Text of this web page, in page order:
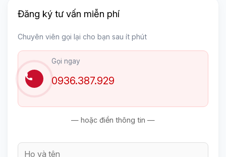
Đăng ký tư vấn miễn phí
Chuyên viên gọi lại cho bạn sau ít phút
Gọi ngay
0936.387.929
— hoặc điền thông tin —